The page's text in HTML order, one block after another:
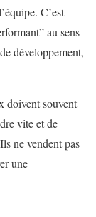
C’est
au sens
développement,
doivent souvent
vite et de
ne vendent pas
une